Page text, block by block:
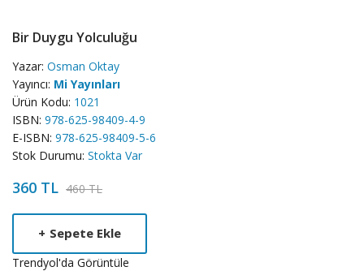
Bir Duygu Yolculuğu
Yazar: Osman Oktay
Yayıncı: Mi Yayınları
Ürün Kodu: 1021
ISBN: 978-625-98409-4-9
E-ISBN: 978-625-98409-5-6
Stok Durumu: Stokta Var
360 TL 460 TL
Product
Summery
+ Sepete Ekle
Trendyol'da Görüntüle